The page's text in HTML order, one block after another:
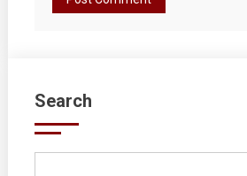
Search